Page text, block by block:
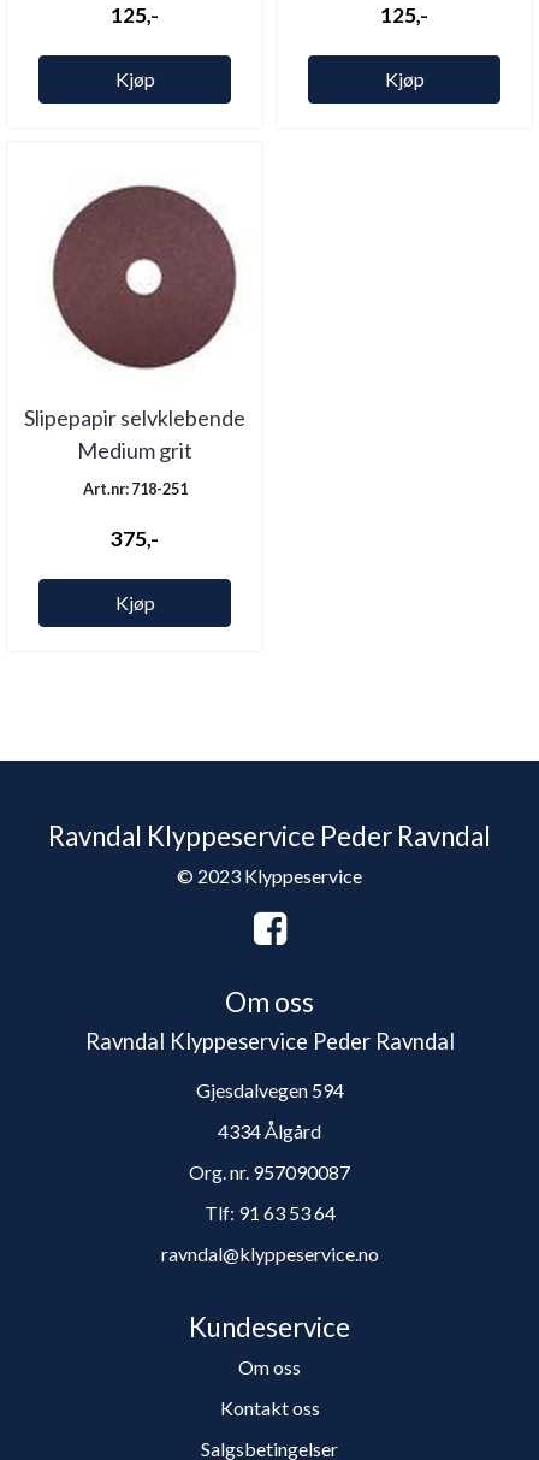
125,-
Kjøp
125,-
Kjøp
Slipepapir selvklebende
Medium grit
Art.nr: 718-251
375,-
Kjøp
Ravndal Klyppeservice Peder Ravndal
© 2023 Klyppeservice
Om oss
Ravndal Klyppeservice Peder Ravndal
Gjesdalvegen 594
4334 Ålgård
Org. nr. 957090087
Tlf: 91 63 53 64
ravndal@klyppeservice.no
Kundeservice
Om oss
Kontakt oss
Salgsbetingelser